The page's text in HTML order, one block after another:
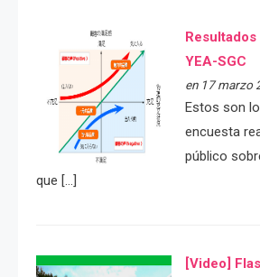
YEA-SGC
en 17 marzo
Estos son
encuesta
público
que […]
[Video]